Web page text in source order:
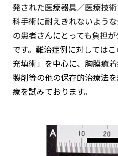
発された医療器具／医療技
科手術に耐えきれないよう
の患者さんにとっても負担
です。難治症例に対しては
充填術」を中心に、胸膜癒
製剤等の他の保存的治療法
療を試みております。